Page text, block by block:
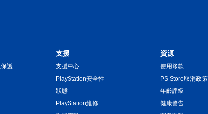
護
支援
支援中心
PlayStation安全性
狀態
PlayStation維修
資源
使用條款
PS Store取消政策
年齡評級
健康警告